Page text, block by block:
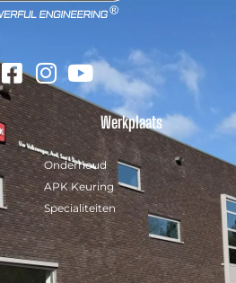
Werkplaats
Onderhoud
APK Keuring
Specialiteiten